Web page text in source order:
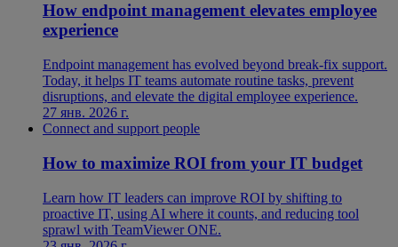
How endpoint management elevates employee
experience
Endpoint management has evolved beyond break-fix support.
Today, it helps IT teams automate routine tasks, prevent
disruptions, and elevate the digital employee experience.
27 янв. 2026 г.
Connect and support people
How to maximize ROI from your IT budget
Learn how IT leaders can improve ROI by shifting to
proactive IT, using AI where it counts, and reducing tool
sprawl with TeamViewer ONE.